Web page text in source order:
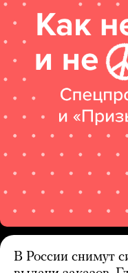
В России снимут